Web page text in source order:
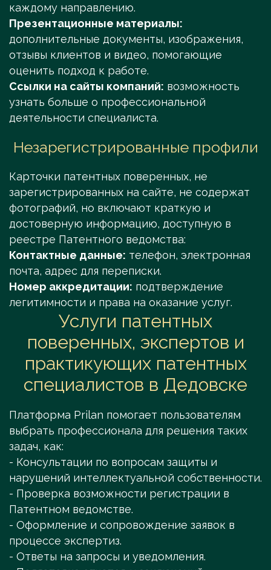
каждому направлению.
Презентационные материалы:
дополнительные документы, изображения,
отзывы клиентов и видео, помогающие
оценить подход к работе.
Ссылки на сайты компаний: возможность
узнать больше о профессиональной
деятельности специалиста.
Незарегистрированные профили
Карточки патентных поверенных, не
зарегистрированных на сайте, не содержат
фотографий, но включают краткую и
достоверную информацию, доступную в
реестре Патентного ведомства:
Контактные данные: телефон, электронная
почта, адрес для переписки.
Номер аккредитации: подтверждение
легитимности и права на оказание услуг.
Услуги патентных
поверенных, экспертов и
практикующих патентных
специалистов в Дедовске
Платформа Prilan помогает пользователям
выбрать профессионала для решения таких
задач, как:
- Консультации по вопросам защиты и
нарушений интеллектуальной собственности.
- Проверка возможности регистрации в
Патентном ведомстве.
- Оформление и сопровождение заявок в
процессе экспертиз.
- Ответы на запросы и уведомления.